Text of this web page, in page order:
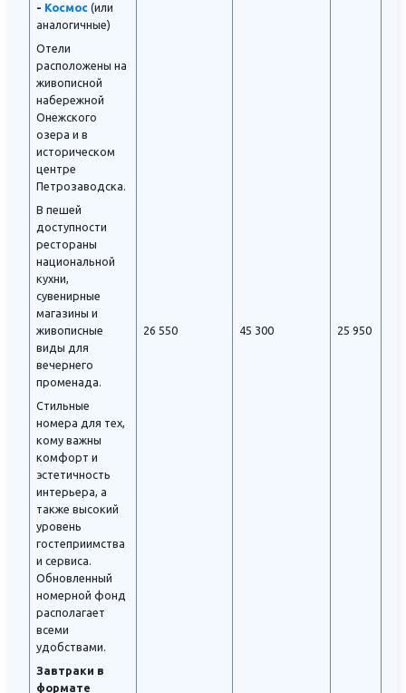
- Космос (или
аналогичные)
Отели
расположены на
живописной
набережной
Онежского
озера и в
историческом
центре
Петрозаводска.
В пешей
доступности
рестораны
национальной
кухни,
сувенирные
магазины и
живописные
виды для
вечернего
променада.
Стильные
номера для тех,
кому важны
комфорт и
эстетичность
интерьера, а
также высокий
уровень
гостеприимства
и сервиса.
Обновленный
номерной фонд
располагает
всеми
удобствами.
Завтраки в
формате
26 550 45 300 25 950